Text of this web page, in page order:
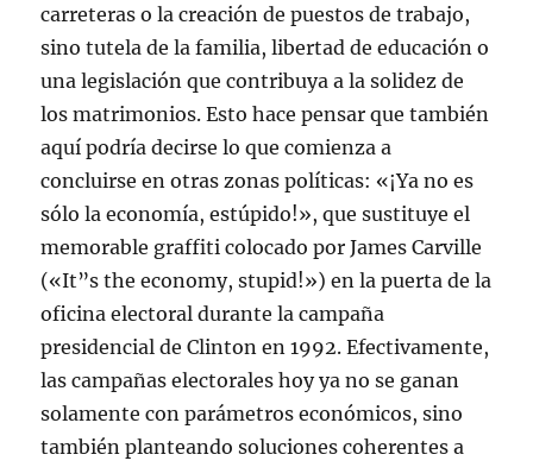
carreteras o la creación de puestos de trabajo,
sino tutela de la familia, libertad de educación o
una legislación que contribuya a la solidez de
los matrimonios. Esto hace pensar que también
aquí podría decirse lo que comienza a
concluirse en otras zonas políticas: «¡Ya no es
sólo la economía, estúpido!», que sustituye el
memorable graffiti colocado por James Carville
(«It”s the economy, stupid!») en la puerta de la
oficina electoral durante la campaña
presidencial de Clinton en 1992. Efectivamente,
las campañas electorales hoy ya no se ganan
solamente con parámetros económicos, sino
también planteando soluciones coherentes a